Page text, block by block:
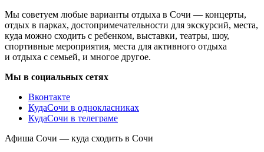
Мы советуем любые варианты отдыха в Сочи — концерты,
отдых в парках, достопримечательности для экскурсий, места,
куда можно сходить с ребенком, выставки, театры, шоу,
спортивные мероприятия, места для активного отдыха
и отдыха с семьей, и многое другое.
Мы в социальных сетях
Вконтакте
КудаСочи в однокласниках
КудаСочи в телеграме
Афиша Сочи — куда сходить в Сочи